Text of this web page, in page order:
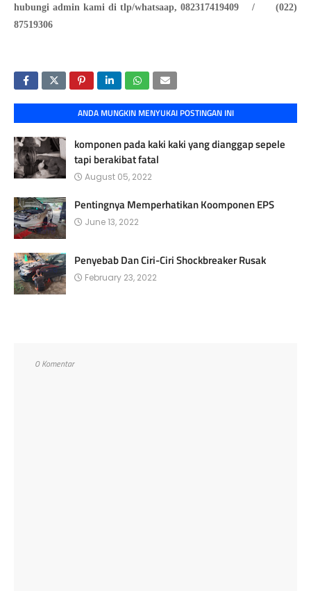
hubungi admin kami di tlp/whatsaap, 082317419409 / (022)
87519306
ANDA MUNGKIN MENYUKAI POSTINGAN INI
komponen pada kaki kaki yang dianggap sepele
tapi berakibat fatal
August 05, 2022
Pentingnya Memperhatikan Koomponen EPS
June 13, 2022
Penyebab Dan Ciri-Ciri Shockbreaker Rusak
February 23, 2022
0 Komentar